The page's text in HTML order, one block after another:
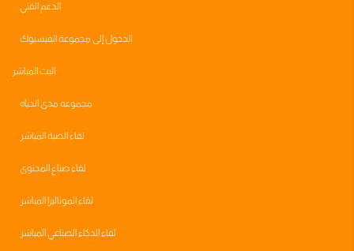
الدعم الفني
الدخول إلى مجموعة الفيسبوك
البث المباشر
مجموعه مدى الحياه
لقاء الصبة المباشر
لقاء صناع المحتوى
لقاء الموناليزا المباشر
لقاء الذكاء الصناعي المباشر